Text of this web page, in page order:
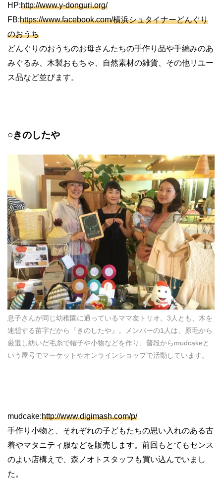
HP:http://www.y-donguri.org/
FB:https://www.facebook.com/横浜シュタイナーどんぐり
のおうち
どんぐりのおうちのお母さんたちの手作り品や手編みのあ
みぐるみ、木製おもちゃ、自然素材の雑貨、その他リユー
ス品など並びます。
○きのしたや
息子さんが同じ幼稚園に通っているママ友トリオ。3人とも、木を
連想する苗字だから『きのしたや』。メンバーの1人は、原毛から
厳選し紡いだ毛糸で帽子や小物などを作り、普段からmudcakeと
いう屋号でマーケットやオンラインショップで活動しています。
mudcake:http://www.digimash.com/p/
手作り小物と、それぞれの子どもたちの思い入れのある古
着やマタニティ服などを販売します。前回もとてもセンス
のよい店構えで、森ノオトスタッフも買い込んでいまし
た。